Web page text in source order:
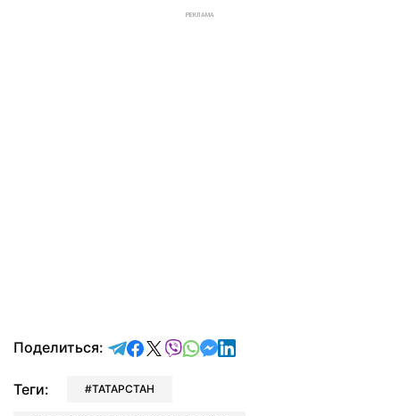
РЕКЛАМА
Поделиться: отправить в Telegram
поделиться в Facebook
поделиться в X
отправить в Viber
отправить в Whatsapp
отправить в Messenger
отправить в LinkedIn
Теги: ТАТАРСТАН